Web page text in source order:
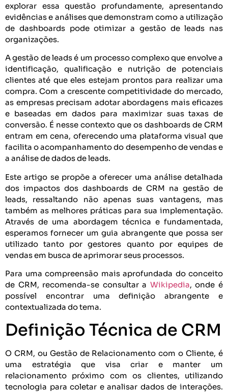
explorar essa questão profundamente, apresentando
evidências e análises que demonstram como a utilização
de dashboards pode otimizar a gestão de leads nas
organizações.
A gestão de leads é um processo complexo que envolve a
identificação, qualificação e nutrição de potenciais
clientes até que eles estejam prontos para realizar uma
compra. Com a crescente competitividade do mercado,
as empresas precisam adotar abordagens mais eficazes
e baseadas em dados para maximizar suas taxas de
conversão. É nesse contexto que os dashboards de CRM
entram em cena, oferecendo uma plataforma visual que
facilita o acompanhamento do desempenho de vendas e
a análise de dados de leads.
Este artigo se propõe a oferecer uma análise detalhada
dos impactos dos dashboards de CRM na gestão de
leads, ressaltando não apenas suas vantagens, mas
também as melhores práticas para sua implementação.
Através de uma abordagem técnica e fundamentada,
esperamos fornecer um guia abrangente que possa ser
utilizado tanto por gestores quanto por equipes de
vendas em busca de aprimorar seus processos.
Para uma compreensão mais aprofundada do conceito
de CRM, recomenda-se consultar a Wikipedia, onde é
possível encontrar uma definição abrangente e
contextualizada do tema.
Definição Técnica de CRM
O CRM, ou Gestão de Relacionamento com o Cliente, é
uma estratégia que visa criar e manter um
relacionamento próximo com os clientes, utilizando
tecnologia para coletar e analisar dados de interações.